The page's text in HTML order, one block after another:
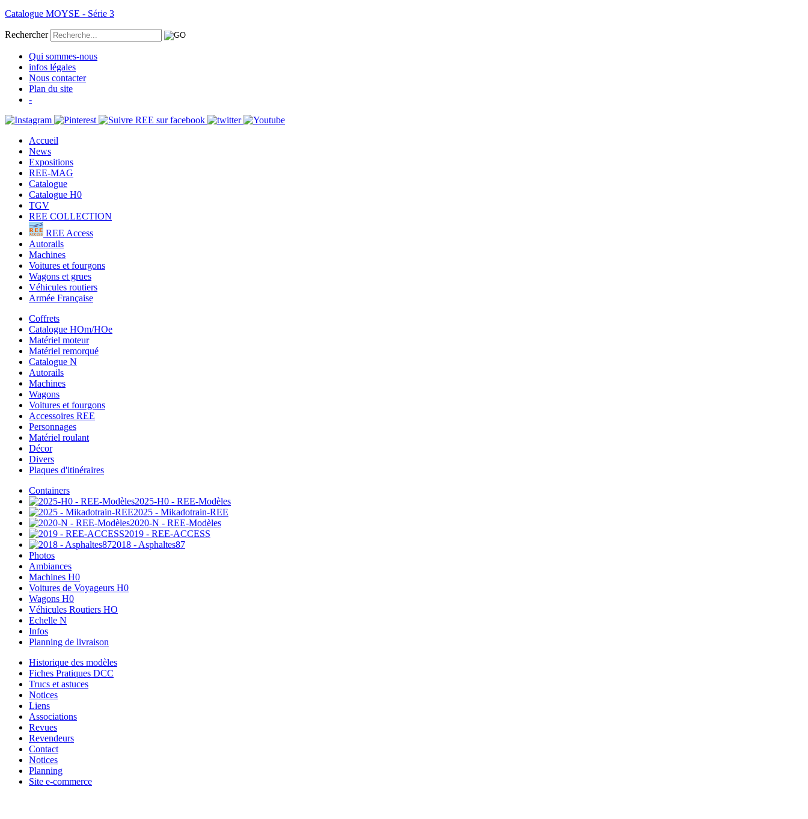
Catalogue MOYSE - Série 3
Rechercher
Qui sommes-nous
infos légales
Nous contacter
Plan du site
-
Accueil
News
Expositions
REE-MAG
Catalogue
Catalogue H0
TGV
REE COLLECTION
REE Access
Autorails
Machines
Voitures et fourgons
Wagons et grues
Véhicules routiers
Armée Française
Coffrets
Catalogue HOm/HOe
Matériel moteur
Matériel remorqué
Catalogue N
Autorails
Machines
Wagons
Voitures et fourgons
Accessoires REE
Personnages
Matériel roulant
Décor
Divers
Plaques d'itinéraires
Containers
2025-H0 - REE-Modèles
2025 - Mikadotrain-REE
2020-N - REE-Modèles
2019 - REE-ACCESS
2018 - Asphaltes87
Photos
Ambiances
Machines H0
Voitures de Voyageurs H0
Wagons H0
Véhicules Routiers HO
Echelle N
Infos
Planning de livraison
Historique des modèles
Fiches Pratiques DCC
Trucs et astuces
Notices
Liens
Associations
Revues
Revendeurs
Contact
Notices
Planning
Site e-commerce